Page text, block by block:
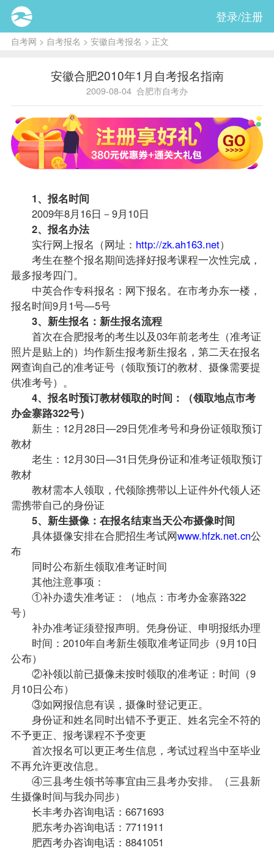
登录/注册
自考网 > 自考报名 > 安徽自考报名 > 正文
安徽合肥2010年1月自考报名指南
2009-08-04 合肥市自考办
1、 报名时间
2009年8月16日－9月10日
2、报名办法
实行网上报名（网址： http://zk.ah163.net）
考生在整个报名期间选择好报考课程一次性完成，
最多报考四门。
中英合作专科报名：网下报名。在市考办东一楼，
报名时间9月1号—5号
3、新生报名：新生报名流程
首次在合肥报考的考生以及03年前老考生（准考证
照片是贴上的）均作新生报考新生报名，第二天在报名
网查询自己的准考证号（领取预订的教材、摄像需要提
供准考号）。
4、报名时预订教材领取的时间：（领取地点市考
办金寨路322号）
新生：12月28日—29日凭准考号和身份证领取预订
教材
老生：12月30日—31日凭身份证和准考证领取预订
教材
教材需本人领取，代领除携带以上证件外代领人还
需携带自己的身份证
5、新生摄像：在报名结束当天公布摄像时间
具体摄像安排在合肥招生考试网www.hfzk.net.cn公
布
同时公布新生领取准考证时间
其他注意事项：
①补办遗失准考证：（地点：市考办金寨路322
号）
补办准考证须登报声明。凭身份证、申明报纸办理
时间：2010年自考新生领取准考证同步（9月10日
公布）
②补领以前已摄像未按时领取的准考证：时间（9
月10日公布）
③如网报信息有误，摄像时登记更正。
身份证和姓名同时出错不予更正、姓名完全不符的
不予更正、报考课程不予变更
首次报名可以更正考生信息，考试过程当中至毕业
不再允许更改信息。
④三县考生领书等事宜由三县考办安排。（三县新
生摄像时间与我办同步）
长丰考办咨询电话：6671693
肥东考办咨询电话：7711911
肥西考办咨询电话：8841051